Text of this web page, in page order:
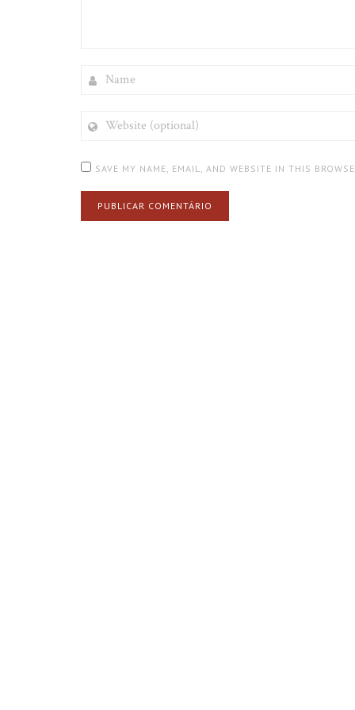
(OPTIONAL)
SAVE MY NAME, EMAIL, AND WEBSITE IN THIS